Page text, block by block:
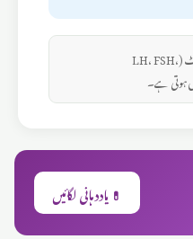
ℹ️ Ultrasound اور ہارمونل خون ٹیسٹ (LH، FSH،
💊 یاددہانی لگائیں